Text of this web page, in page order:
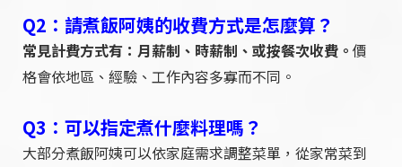
Q2：請煮飯阿姨的收費方式是怎麼算？
常見計費方式有：月薪制、時薪制、或按餐次收費。 價
格會依地區、經驗、工作內容多寡而不同。
Q3：可以指定煮什麼料理嗎？
大部分煮飯阿姨可以依家庭需求調整菜單，從家常菜到